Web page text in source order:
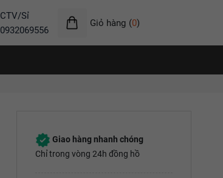
CTV/Sỉ
0932069556
Giỏ hàng (0)
Giao hàng nhanh chóng
Chỉ trong vòng 24h đồng hồ